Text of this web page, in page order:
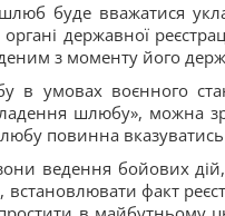
буде вважатися
державної
з моменту його
в умовах воєнного
шлюбу», можна
повинна
ведення бойових дій,
факт